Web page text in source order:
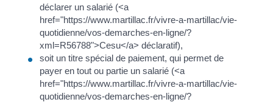
déclarer un salarié (<a
href="https://www.martillac.fr/vivre-a-martillac/vie-
quotidienne/vos-demarches-en-ligne/?
xml=R56788">Cesu</a> déclaratif),
soit un titre spécial de paiement, qui permet de
payer en tout ou partie un salarié (<a
href="https://www.martillac.fr/vivre-a-martillac/vie-
quotidienne/vos-demarches-en-ligne/?